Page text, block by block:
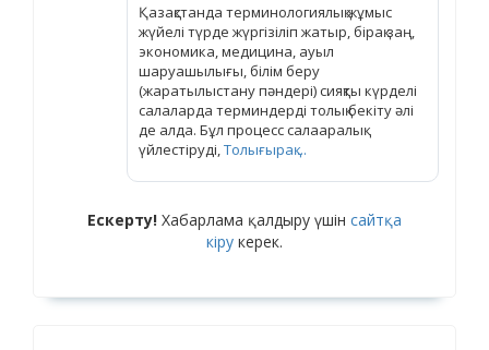
Қазақстанда терминологиялық жұмыс
жүйелі түрде жүргізіліп жатыр, бірақ заң,
экономика, медицина, ауыл
шаруашылығы, білім беру
(жаратылыстану пәндері) сияқты күрделі
салаларда терминдерді толық бекіту әлі
де алда. Бұл процесс салааралық
үйлестіруді,Толығырақ ...
Ескерту! Хабарлама қалдыру үшін сайтқа
кіру керек.